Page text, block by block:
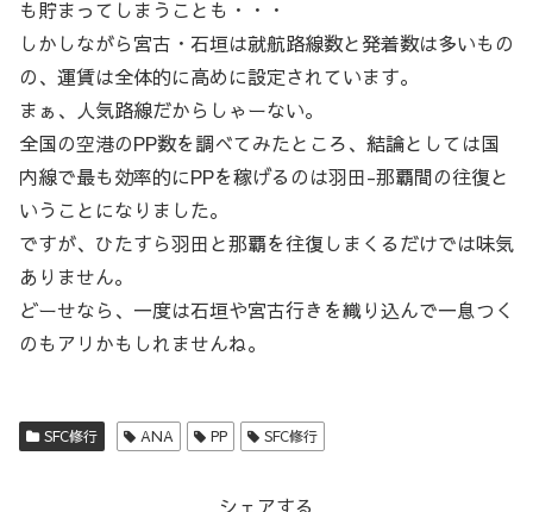
も貯まってしまうことも・・・
しかしながら宮古・石垣は就航路線数と発着数は多いもの
の、運賃は全体的に高めに設定されています。
まぁ、人気路線だからしゃーない。
全国の空港のPP数を調べてみたところ、結論としては国
内線で最も効率的にPPを稼げるのは羽田-那覇間の往復と
いうことになりました。
ですが、ひたすら羽田と那覇を往復しまくるだけでは味気
ありません。
どーせなら、一度は石垣や宮古行きを織り込んで一息つく
のもアリかもしれませんね。
SFC修行 ANA PP SFC修行
シェアする